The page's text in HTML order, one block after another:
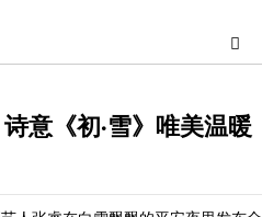
意《初·雪》唯美温暖